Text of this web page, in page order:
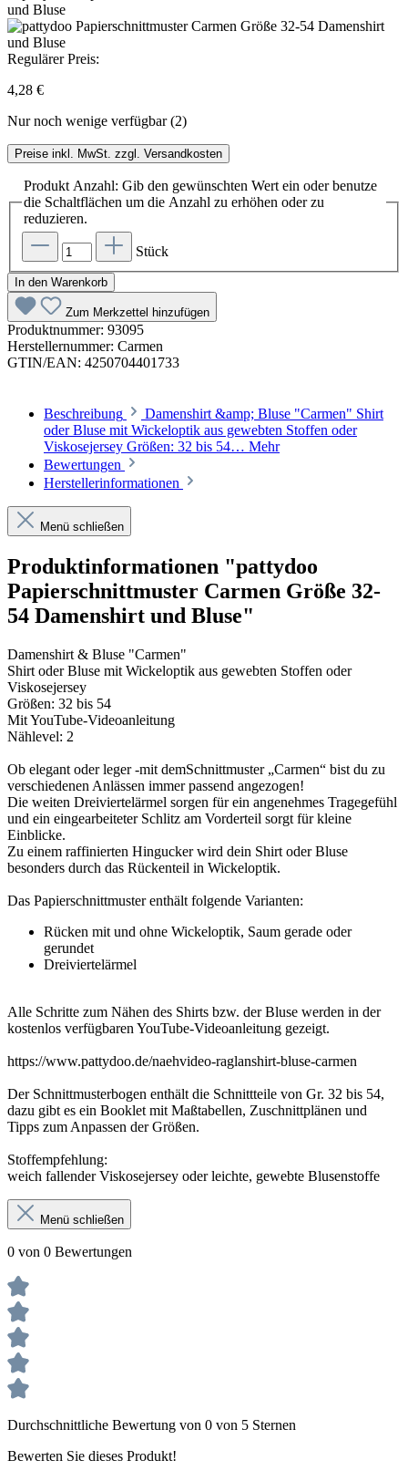
Regulärer Preis:
4,28 €
Nur noch wenige verfügbar (2)
Preise inkl. MwSt. zzgl. Versandkosten
Produkt Anzahl: Gib den gewünschten Wert ein oder benutze
die Schaltflächen um die Anzahl zu erhöhen oder zu
reduzieren.
Stück
In den Warenkorb
Zum Merkzettel hinzufügen
Produktnummer: 93095
Herstellernummer: Carmen
GTIN/EAN: 4250704401733
Beschreibung
Damenshirt &amp; Bluse "Carmen" Shirt
oder Bluse mit Wickeloptik aus gewebten Stoffen oder
Viskosejersey Größen: 32 bis 54… Mehr
Bewertungen
Herstellerinformationen
Menü schließen
Produktinformationen "pattydoo
Papierschnittmuster Carmen Größe 32-
54 Damenshirt und Bluse"
Damenshirt & Bluse "Carmen"
Shirt oder Bluse mit Wickeloptik aus gewebten Stoffen oder
Viskosejersey
Größen: 32 bis 54
Mit YouTube-Videoanleitung
Nählevel: 2
Ob elegant oder leger -mit demSchnittmuster „Carmen“ bist du zu
verschiedenen Anlässen immer passend angezogen!
Die weiten Dreiviertelärmel sorgen für ein angenehmes Tragegefühl
und ein eingearbeiteter Schlitz am Vorderteil sorgt für kleine
Einblicke.
Zu einem raffinierten Hingucker wird dein Shirt oder Bluse
besonders durch das Rückenteil in Wickeloptik.
Das Papierschnittmuster enthält folgende Varianten:
Rücken mit und ohne Wickeloptik, Saum gerade oder
gerundet
Dreiviertelärmel
Alle Schritte zum Nähen des Shirts bzw. der Bluse werden in der
kostenlos verfügbaren YouTube-Videoanleitung gezeigt.
https://www.pattydoo.de/naehvideo-raglanshirt-bluse-carmen
Der Schnittmusterbogen enthält die Schnittteile von Gr. 32 bis 54,
dazu gibt es ein Booklet mit Maßtabellen, Zuschnittplänen und
Tipps zum Anpassen der Größen.
Stoffempfehlung:
weich fallender Viskosejersey oder leichte, gewebte Blusenstoffe
Menü schließen
0 von 0 Bewertungen
Durchschnittliche Bewertung von 0 von 5 Sternen
Bewerten Sie dieses Produkt!